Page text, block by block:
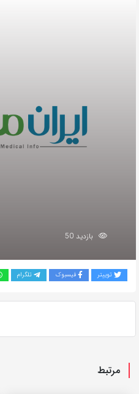
بازدید 50
توییتر فیسبوک تلگرام
مرتبط